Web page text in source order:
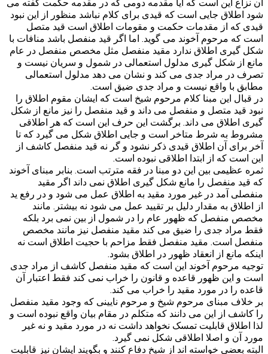
شود اطلاق جایی است که قیدی برای کلام نباشد منظور از این نبود
قیدی که از مقدمات حکمت و مقومات اطلاق است قید متصل
است که مرحوم آخوند می گوید. اما اگر قید منفصل باشد منافات با
شکل گیری اطلاق ندارد مقید منفصل مثل مخصص منفصل در عام
مانع از شکل گیری مدلول استعمالی در شمول و سریان نیست و
تصرف در مراد جدی می کند و نشان می دهد مدلول استعمالی
مطابق با واقع نیست و مراد جدی ضیق است.
در قبال این مبنا کلام مرحوم شیخ است که ایشان مقوم اطلاق را
نبود قید متصل و منفصل می داند و قید منفصل را نیز مانع از شکل
گیری اطلاق می داند. برگشت این حرف این است که هر اطلاقی
مشروط به شرط متاخر است و جایی اطلاق شکل می گیرد که تا
آخر برای آن اطلاق قیدی ذکر نشود و گر نه قید منفصل کاشف از
این است که از ابتدا اطلاقی نبوده است.
ثمره عظیمی بین این دو مبنا در فقه مترتب است. بنابر مبنای آخوند
که قید منفصل را مانع شکل گیری اطلاق نمی داند اگر مقید
منفصلی آمد در غیر مورد مقید به اطلاق عمل می شود و در رفع ید
از اطلاق به مقدار دلیل بر تقیید عمل می شود نه بیشتر. مانند
مخصص منفصل که ظهور عام را در شمول از بین نمی برد بلکه
فقط مراد جدی را ضیق می کند مقید منفصل نیز مانند مخصص
منفصل است. مقید منفصل فقط مزاحم با حجیت اطلاق است نه
اینکه مانع از انعقاد ظهور در اطلاق بشود.
توجیه مرحوم آخوند این است که مقید منفصل کاشف از مراد جدی
است و این ظهور قاعده و قانون را خراب نمی کند فقط اعتبار آن
قاعده را در مورد مقید را خراب می کند.
بر خلاف مبنای مرحوم شیخ و مرحوم نایینی که وجود مقید منفصل
را کاشف از این می دانند که متکلم در مقام بیان واقع نبوده است و
لذا اطلاق قابلیت تمسک نخواهد داشت نه در مورد مقید و نه غیر
مورد آن و اصلا اطلاقی شکل نمی گیرد.
البته بعضی خواسته اند از شیخ دفاع کنند و بگویند ایشان نیز قابلیت